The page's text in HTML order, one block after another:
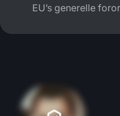
EU’s generelle